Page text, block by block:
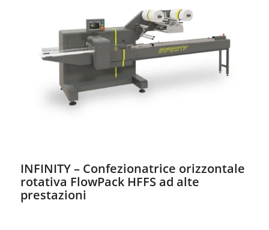
INFINITY – Confezionatrice orizzontale
rotativa FlowPack HFFS ad alte
prestazioni